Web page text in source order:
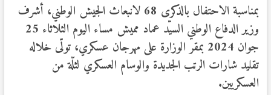
بمناسبة الاحتفال بالذكرى 68 لانبعاث الجيش الوطني، أشرف
وزير الدفاع الوطني السيّد عماد مميش مساء اليوم الثلاثاء 25
جوان 2024 بمقر الوزارة على مهرجان عسكري، تولّى خلاله
تقليد شارات الرتب الجديدة والوسام العسكري لثلّة من
العسكريين.